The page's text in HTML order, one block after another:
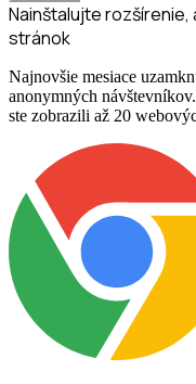
Nainštalujte
stránok
Najnovšie mesiace
anonymných
ste zobrazili až 20